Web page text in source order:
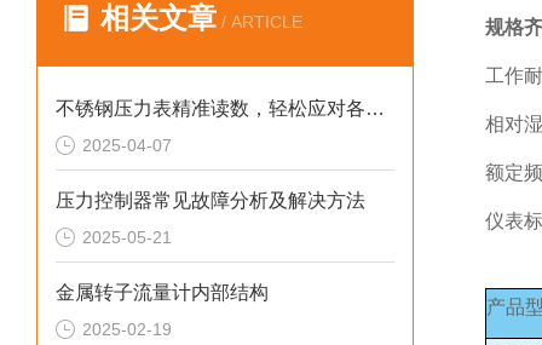
相关文章 / ARTICLE
不锈钢压力表精准读数，轻松应对各种压力
2025-04-07
压力控制器常见故障分析及解决方法
2025-05-21
金属转子流量计内部结构
2025-02-19
规格
工作
相对
额定
仪表
产品